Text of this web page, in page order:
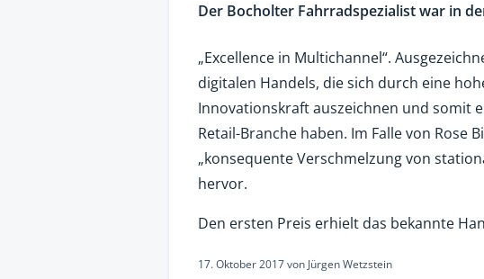
Der Bocholter Fahrradspezialist war in
„Excellence in Multichannel“.
digitalen Handels, die sich durch eine
Innovationskraft auszeichnen und somit
Retail-Branche haben. Im Falle von Rose
„konsequente Verschmelzung von
hervor.
Den ersten Preis erhielt das bekannte
17. Oktober 2017von Jürgen Wetzstein